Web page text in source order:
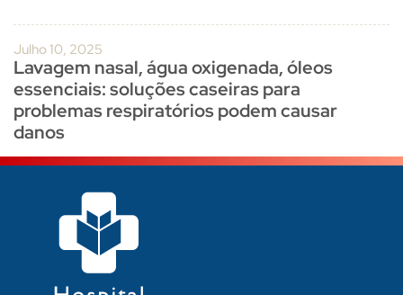
Julho 10, 2025
Lavagem nasal, água oxigenada, óleos
essenciais: soluções caseiras para
problemas respiratórios podem causar
danos